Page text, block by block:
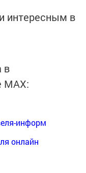
интересным в
в
MАХ:
информ
онлайн